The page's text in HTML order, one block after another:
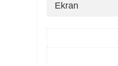
Ekran